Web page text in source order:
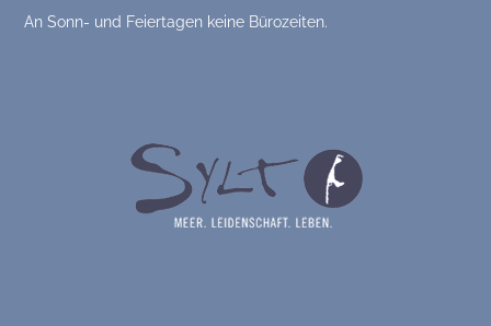
An Sonn- und Feiertagen keine Bürozeiten.